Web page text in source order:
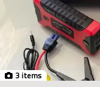
3 items